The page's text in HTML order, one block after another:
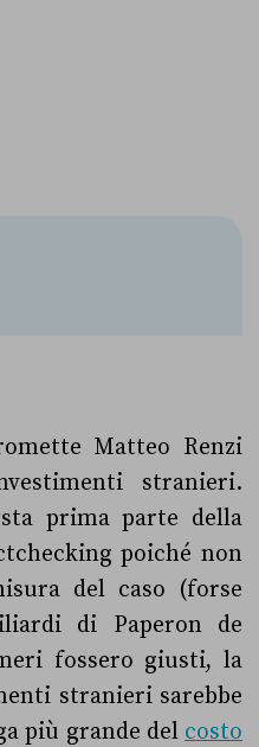
Matteo Renzi
stranieri.
prima parte della
poiché non
del caso (forse
di Paperon de
fossero giusti, la
stranieri sarebbe
più grande del costo